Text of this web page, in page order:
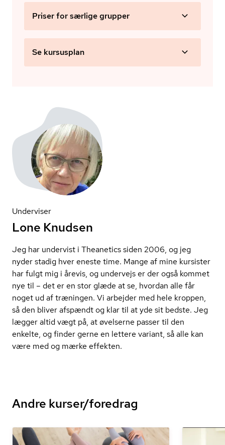
Priser for særlige grupper
Se kursusplan
Underviser
Lone Knudsen
Jeg har undervist i Theanetics siden 2006, og jeg
nyder stadig hver eneste time. Mange af mine kursister
har fulgt mig i årevis, og undervejs er der også kommet
nye til – det er en stor glæde at se, hvordan alle får
noget ud af træningen. Vi arbejder med hele kroppen,
så den bliver afspændt og klar til at yde sit bedste. Jeg
lægger altid vægt på, at øvelserne passer til den
enkelte, og finder gerne en lettere variant, så alle kan
være med og mærke effekten.
Andre kurser/foredrag